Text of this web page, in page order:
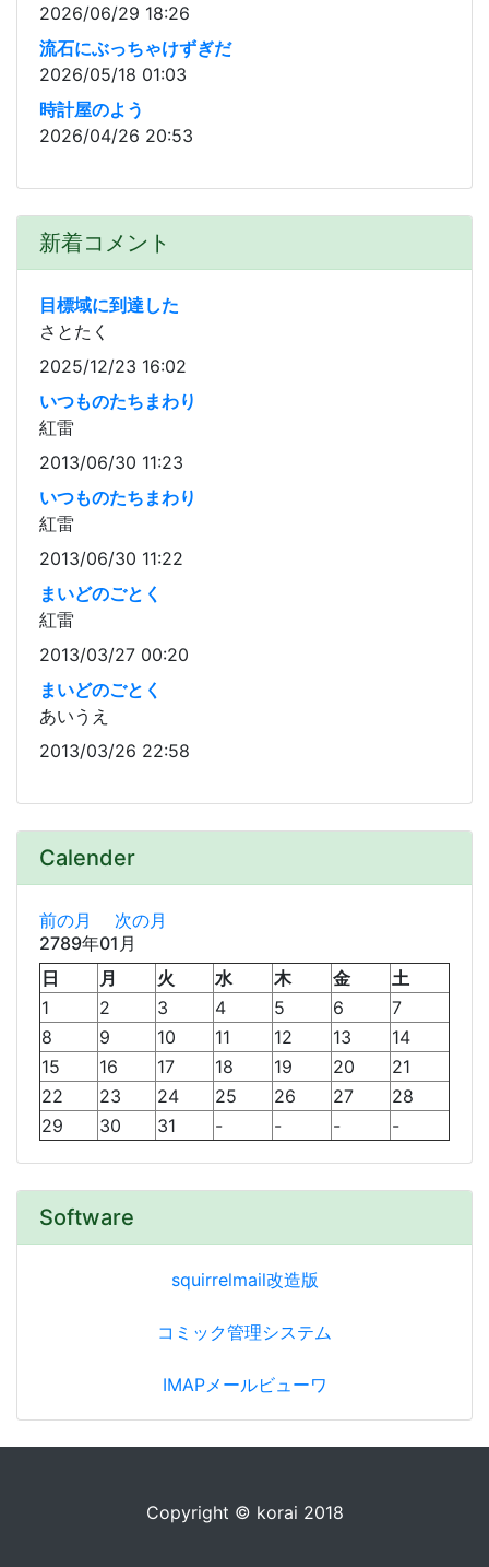
2026/06/29 18:26
流石にぶっちゃけずぎだ
2026/05/18 01:03
時計屋のよう
2026/04/26 20:53
新着コメント
目標域に到達した
さとたく
2025/12/23 16:02
いつものたちまわり
紅雷
2013/06/30 11:23
いつものたちまわり
紅雷
2013/06/30 11:22
まいどのごとく
紅雷
2013/03/27 00:20
まいどのごとく
あいうえ
2013/03/26 22:58
Calender
前の月
次の月
2789年01月
日
月 火 水 木 金
土
1
2 3 4 5 6
7
8
9 10 11 12 13
14
15
16 17 18 19 20
21
22
23 24 25 26 27
28
29
30 31 - - - -
Software
squirrelmail改造版
コミック管理システム
IMAPメールビューワ
Copyright © korai 2018